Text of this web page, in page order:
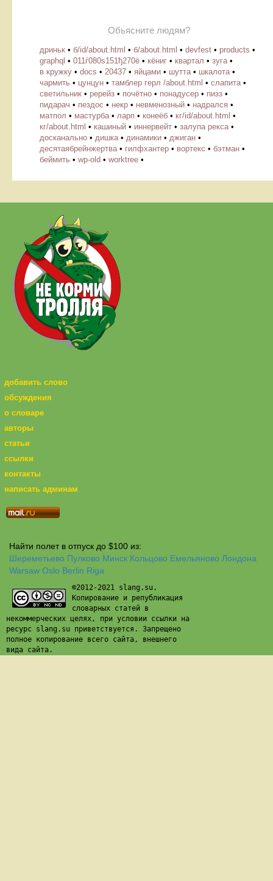
Обьясните людям?
дриньк • б/id/about.html • б/about.html • devfest • products •
graphql • 011ѓ080ѕ151ђ270ё • кёниг • квартал • зуга•
в кружку • docs • 20437 • яйцами • шутта• шкалота•
чармить • цунцун • тамблер герл /about.html • слапита•
светильник • ререйз • почётно • понадусер • пизз •
пидарач • пездос • некр • невменозный • надрался •
матпол • мастурба• ларп • конеёб • кг/id/about.html •
кг/about.html • кашиный • иннервейт • залупа рекса•
досканально • дишка• динамики • джиган •
десятаябрейнжертва• гилфхантер • вортекс • бэтман •
беймить • wp-old • worktree •
добавить слово
обсуждения
о словаре
авторы
статьи
ссылки
контакты
написать админам
Найти полет в отпуск до $100 из:
Шереметьево Пулково Минск Кольцово Емельяново Лондона
Warsaw Oslo Berlin Riga
©2012-2021 slang.su.
Копирование и републикация
словарных статей в
некоммерческих целях, при условии ссылки на
ресурс slang.su приветствуется. Запрещено
полное копирование всего сайта, внешнего
вида сайта.